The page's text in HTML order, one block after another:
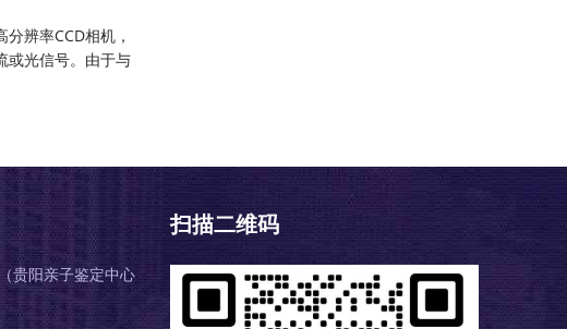
辨率CCD相机，
或光信号。由于与
贵阳亲子鉴定中心
扫描二维码